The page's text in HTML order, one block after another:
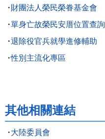
財團法人榮民榮眷基金會
單身亡故榮民安厝位置查詢
退除役官兵就學進修輔助
性別主流化專區
其他相關連結
大陸委員會